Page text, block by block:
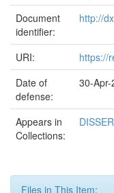
Document
identifier:
http://
URI:
https://
Date of
defense:
30-Apr-
Appears in
Collections:
Files in This Item: